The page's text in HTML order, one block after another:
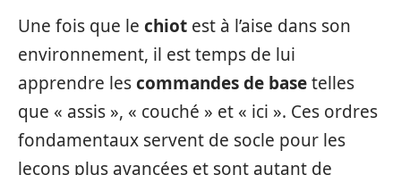
Une fois que le chiot est à l’aise dans son
environnement, il est temps de lui
apprendre lescommandes de basetelles
que « assis », « couché » et « ici ». Ces ordres
fondamentaux servent de socle pour les
leçons plus avancées et sont autant de